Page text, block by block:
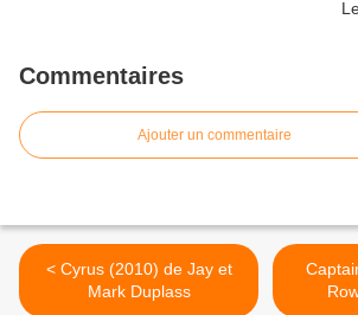
Commentaires
Ajouter un commentaire
< Cyrus (2010) de Jay et
Mark Duplass